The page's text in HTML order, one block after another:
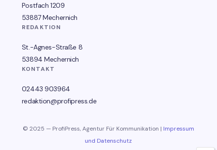
Postfach 1209
53887 Mechernich
REDAKTION
St.-Agnes-Straße 8
53894 Mechernich
KONTAKT
02443 903964
redaktion@profipress.de
© 2025 — ProfiPress, Agentur Für Kommunikation | Impressum
und Datenschutz